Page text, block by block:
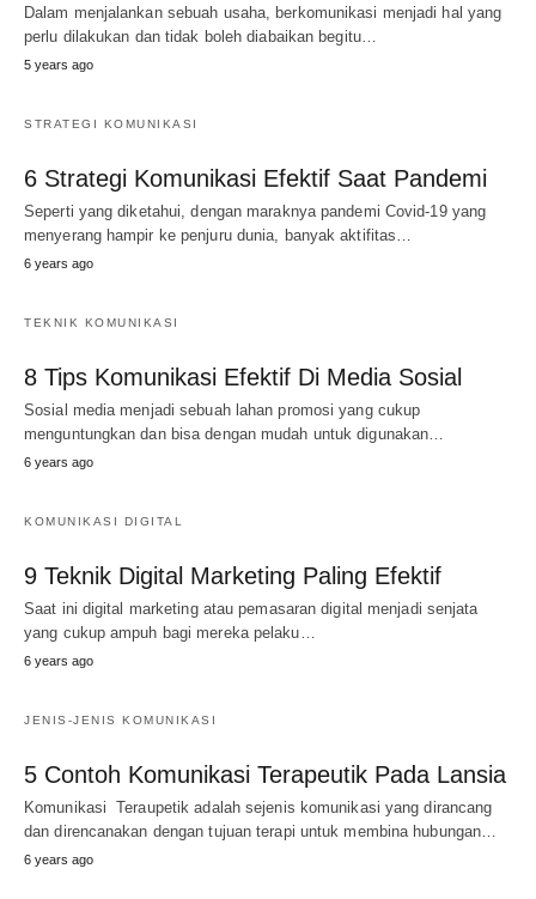
Dalam menjalankan sebuah usaha, berkomunikasi menjadi hal yang
perlu dilakukan dan tidak boleh diabaikan begitu…
5 years ago
STRATEGI KOMUNIKASI
6 Strategi Komunikasi Efektif Saat Pandemi
Seperti yang diketahui, dengan maraknya pandemi Covid-19 yang
menyerang hampir ke penjuru dunia, banyak aktifitas…
6 years ago
TEKNIK KOMUNIKASI
8 Tips Komunikasi Efektif Di Media Sosial
Sosial media menjadi sebuah lahan promosi yang cukup
menguntungkan dan bisa dengan mudah untuk digunakan…
6 years ago
KOMUNIKASI DIGITAL
9 Teknik Digital Marketing Paling Efektif
Saat ini digital marketing atau pemasaran digital menjadi senjata
yang cukup ampuh bagi mereka pelaku…
6 years ago
JENIS-JENIS KOMUNIKASI
5 Contoh Komunikasi Terapeutik Pada Lansia
Komunikasi Teraupetik adalah sejenis komunikasi yang dirancang
dan direncanakan dengan tujuan terapi untuk membina hubungan…
6 years ago